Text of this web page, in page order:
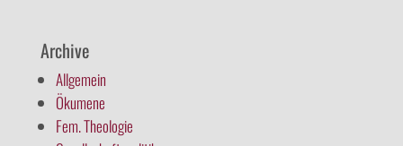
Archive
Allgemein
Ökumene
Fem. Theologie